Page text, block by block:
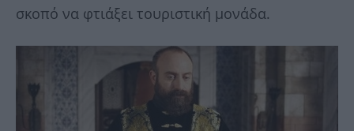
σκοπό να φτιάξει τουριστική μονάδα.